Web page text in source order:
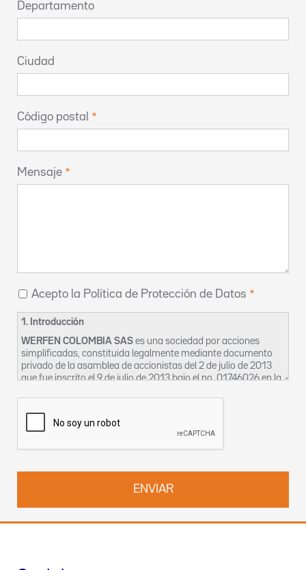
Departamento
Ciudad
Código postal
Mensaje
Acepto la Política de Protección de Datos
1. Introducción
WERFEN COLOMBIA SAS es una sociedad por acciones
simplificadas, constituida legalmente mediante documento
privado de la asamblea de accionistas del 2 de julio de 2013
que fue inscrito el 9 de julio de 2013 bajo el no. 01746026 en la
tributariamente bajo el NIT 900633240-2 y para los efectos
de esta política se denominará en adelante como “La
habeas data, así como la privacidad, la intimidad y el buen
nombre de sus clientes, proveedores, trabajadores,
contratistas, bien sean estos activos o inactivos, ocasionales
o permanentes ha creado el siguiente Manual, en el cual
constan las políticas de uso de manejo de la información que